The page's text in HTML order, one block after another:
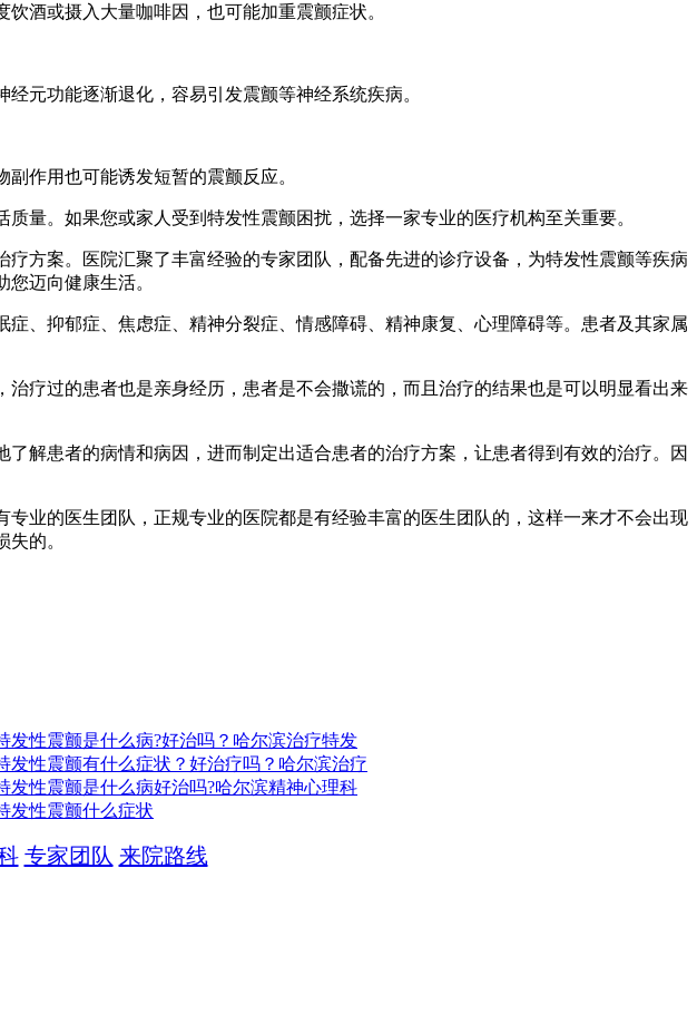
酒或摄入大量咖啡因，也可能加重震颤症状。
元功能逐渐退化，容易引发震颤等神经系统疾病。
作用也可能诱发短暂的震颤反应。
。如果您或家人受到特发性震颤困扰，选择一家专业的医疗机构至关重要。
案。医院汇聚了丰富经验的专家团队，配备先进的诊疗设备，为特发性震颤等疾病
迈向健康生活。
、抑郁症、焦虑症、精神分裂症、情感障碍、精神康复、心理障碍等。患者及其家属
过的患者也是亲身经历，患者是不会撒谎的，而且治疗的结果也是可以明显看出来
患者的病情和病因，进而制定出适合患者的治疗方案，让患者得到有效的治疗。因
的医生团队，正规专业的医院都是有经验丰富的医生团队的，这样一来才不会出现
的。
发性震颤是什么病?好治吗？哈尔滨治疗特发
发性震颤有什么症状？好治疗吗？哈尔滨治疗
发性震颤是什么病好治吗?哈尔滨精神心理科
发性震颤什么症状
专家团队 来院路线